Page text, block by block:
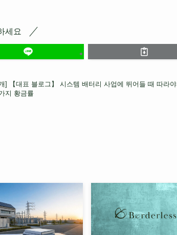
세요
] 【대표 블로그】 시스템 배터리 사업에 뛰어들 때 따라야
지 황금률